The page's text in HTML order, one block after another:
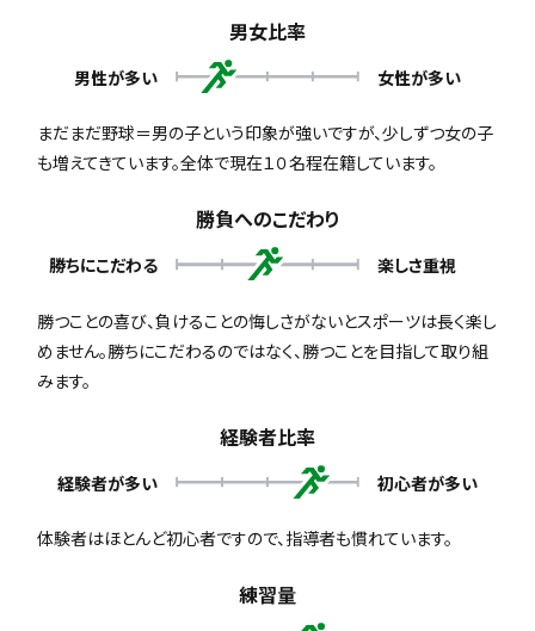
男女比率
男性が多い 女性が多い
まだまだ野球＝男の子という印象が強いですが、少しずつ女の子
も増えてきています。全体で現在１０名程在籍しています。
勝負へのこだわり
勝ちにこだわる 楽しさ重視
勝つことの喜び、負けることの悔しさがないとスポーツは長く楽し
めません。勝ちにこだわるのではなく、勝つことを目指して取り組
みます。
経験者比率
経験者が多い 初心者が多い
体験者はほとんど初心者ですので、指導者も慣れています。
練習量